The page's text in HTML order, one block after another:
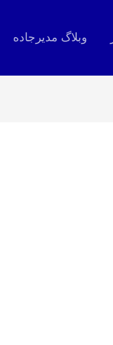
وبلاگ مدیرجاده